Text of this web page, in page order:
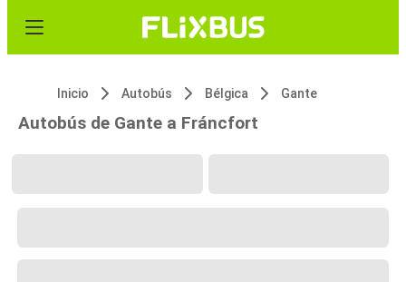
Inicio Autobús Bélgica Gante
Autobús de Gante a Fráncfort